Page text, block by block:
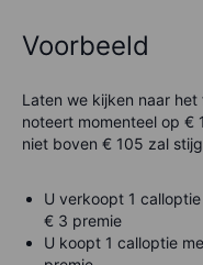
Voorbeeld
Laten we kijken naar
noteert momenteel op €
niet boven € 105 zal
U verkoopt 1
€ 3 premie
U koopt 1 calloptie